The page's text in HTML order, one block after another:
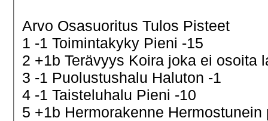
Arvo Osasuoritus Tulos Pisteet
1 -1 Toimintakyky Pieni -15
2 +1b Terävyys Koira joka ei osoita
3 -1 Puolustushalu Haluton -1
4 -1 Taisteluhalu Pieni -10
5 +1b Hermorakenne